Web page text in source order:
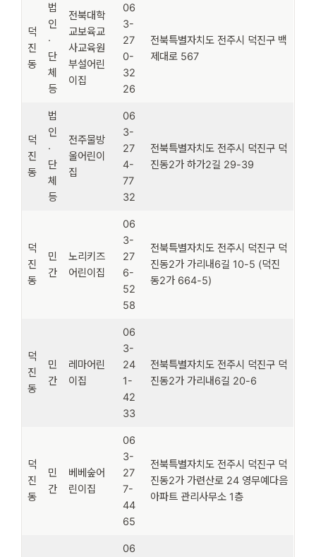
덕
진
동
법
인
·
단
체
등
전북대학
교보육교
사교육원
부설어린
이집
06
3-
27
0-
32
26
전북특별자치도 전주시 덕진구 백
제대로 567
덕
진
동
법
인
·
단
체
등
전주물방
울어린이
집
06
3-
27
4-
77
32
전북특별자치도 전주시 덕진구 덕
진동2가 하가2길 29-39
덕
진
동
민
간
노리키즈
어린이집
06
3-
27
6-
52
58
전북특별자치도 전주시 덕진구 덕
진동2가 가리내6길 10-5 (덕진
동2가 664-5)
덕
진
동
민
간
레마어린
이집
06
3-
24
1-
42
33
전북특별자치도 전주시 덕진구 덕
진동2가 가리내6길 20-6
덕
진
동
민
간
베베숲어
린이집
06
3-
27
7-
44
65
전북특별자치도 전주시 덕진구 덕
진동2가 가련산로 24 영무예다음
아파트 관리사무소 1층
06